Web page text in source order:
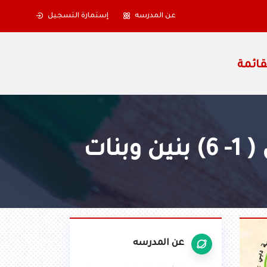
عن المدرسه إستمارة التسجيل
عن المدرسه